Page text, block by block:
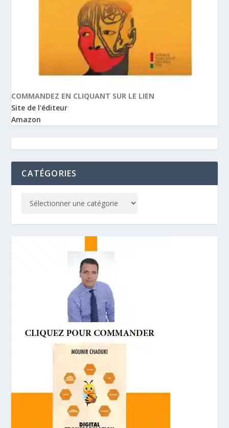
COMMANDEZ EN CLIQUANT SUR LE LIEN
Site de l'éditeur
Amazon
CATÉGORIES